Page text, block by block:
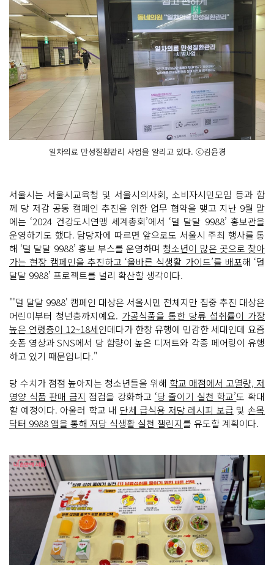
일차의료 만성질환관리 사업을 알리고 있다. ⓒ김윤경
서울시는 서울시교육청 및 서울시의사회, 소비자시민모임 등과 함
께 당 저감 공동 캠페인 추진을 위한 업무 협약을 맺고 지난 9월 말
에는 ‘2024 건강도시연맹 세계총회’에서 ‘덜 달달 9988’ 홍보관을
운영하기도 했다. 담당자에 따르면 앞으로도 서울시 주최 행사를 통
해 ‘덜 달달 9988’ 홍보 부스를 운영하며 청소년이 많은 곳으로 찾아
가는 현장 캠페인을 추진하고 ‘올바른 식생활 가이드’를 배포해 ‘덜
달달 9988’ 프로젝트를 널리 확산할 생각이다.
"'덜 달달 9988' 캠페인 대상은 서울시민 전체지만 집중 추진 대상은
어린이부터 청년층까지예요. 가공식품을 통한 당류 섭취률이 가장
높은 연령층이 12~18세인데다가 한창 유행에 민감한 세대인데 요즘
숏폼 영상과 SNS에서 당 함량이 높은 디저트와 각종 페어링이 유행
하고 있기 때문입니다."
당 수치가 점점 높아지는 청소년들을 위해 학교 매점에서 고열량, 저
영양 식품 판매 금지 점검을 강화하고 ‘당 줄이기 실천 학교’도 확대
할 예정이다. 아울러 학교 내 단체 급식용 저당 레시피 보급 및손목
닥터 9988 앱을 통해 저당 식생활 실천 챌린지를 유도할 계획이다.